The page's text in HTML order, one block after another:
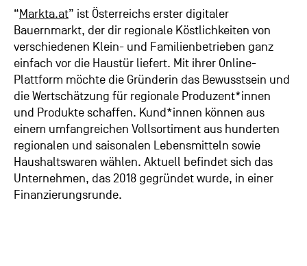
“Markta.at” ist Österreichs erster digitaler
Bauernmarkt, der dir regionale Köstlichkeiten von
verschiedenen Klein- und Familienbetrieben ganz
einfach vor die Haustür liefert. Mit ihrer Online-
Plattform möchte die Gründerin das Bewusstsein und
die Wertschätzung für regionale Produzent*innen
und Produkte schaffen. Kund*innen können aus
einem umfangreichen Vollsortiment aus hunderten
regionalen und saisonalen Lebensmitteln sowie
Haushaltswaren wählen. Aktuell befindet sich das
Unternehmen, das 2018 gegründet wurde, in einer
Finanzierungsrunde.